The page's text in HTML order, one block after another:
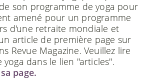
son programme de yoga pour
amené pour un programme
d'une retraite mondiale et
article de première page sur
Revue Magazine. Veuillez lire
yoga dans le lien "articles".
page.